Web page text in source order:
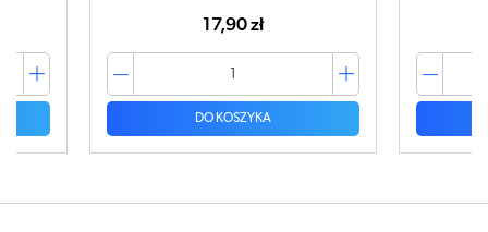
17,90 zł
DO KOSZYKA